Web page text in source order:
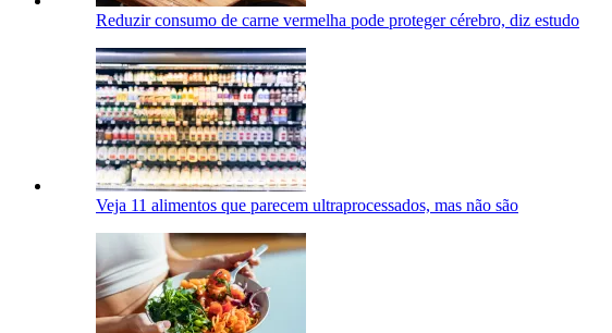
Reduzir consumo de carne vermelha pode proteger cérebro, diz estudo
Veja 11 alimentos que parecem ultraprocessados, mas não são